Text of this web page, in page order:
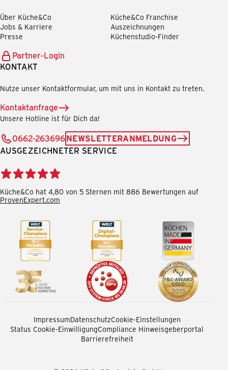
Über Küche&Co
Jobs & Karriere
Presse
Küche&Co Franchise
Auszeichnungen
Küchenstudio-Finder
Partner-Login
KONTAKT
Nutze unser Kontaktformular, um mit uns in Kontakt zu treten.
Kontaktanfrage
Unsere Hotline ist für Dich da!
0662-263696NEWSLETTERANMELDUNG
AUSGEZEICHNETER SERVICE
Küche&Co hat 4,80 von 5 Sternen mit 886 Bewertungen auf
ProvenExpert.com
ImpressumDatenschutzCookie-Einstellungen
Status Cookie-EinwilligungCompliance Hinweisgeberportal
Barrierefreiheit